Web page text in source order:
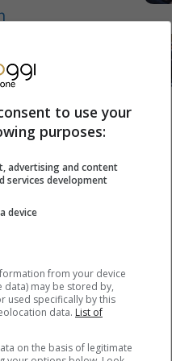
molto
di
attività
con
questa
entro
che hanno
a 61 anni
dall’essere
to use your
purposes:
advertising and content
services development
device
from your device
may be stored by,
used specifically by this
data. List of
on the basis of legitimate